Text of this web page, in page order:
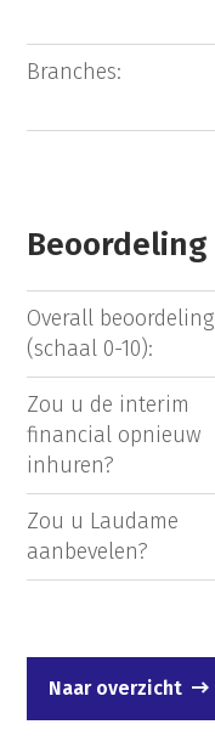
Branches:
Overall beoordeling
(schaal 0-10):
Zou u de interim
financial opnieuw
inhuren?
Zou u Laudame
aanbevelen?
Naar overzicht